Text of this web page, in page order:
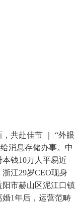
共赴佳节 ｜ “外眼
消息存储办事。中
钱10万人平易近
江29岁CEO现身
市赫山区泥江口镇
1年后，运营范畴